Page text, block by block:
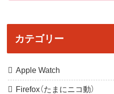
カテゴリー
Apple Watch
Firefox（たまにニコ動）